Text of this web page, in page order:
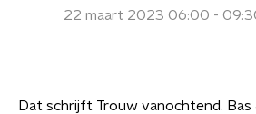
22 maart 2023 06:00 -
Dat schrijft Trouw vanochtend. Bas